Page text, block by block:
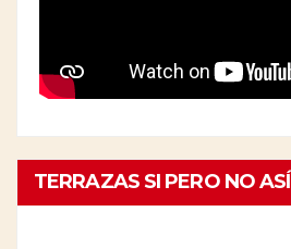
TERRAZAS SI PERO NO ASÍ